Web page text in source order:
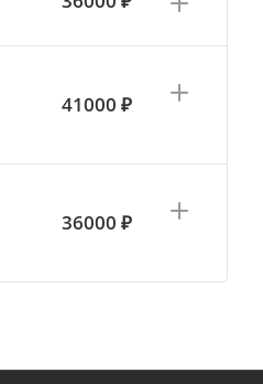
41000 ₽
36000 ₽